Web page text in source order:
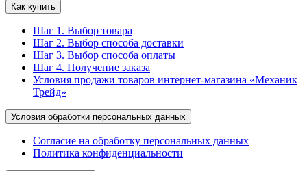
Как купить
Шаг 1. Выбор товара
Шаг 2. Выбор способа доставки
Шаг 3. Выбор способа оплаты
Шаг 4. Получение заказа
Условия продажи товаров интернет-магазина «Механик
Трейд»
Условия обработки персональных данных
Согласие на обработку персональных данных
Политика конфиденциальности